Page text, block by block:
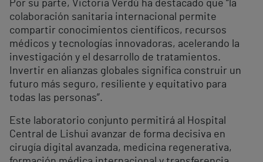
Por su parte, Victoria Verdú ha destacado que “la
colaboración sanitaria internacional permite
compartir conocimientos científicos, recursos
médicos y tecnologías innovadoras, acelerando la
investigación y el desarrollo de tratamientos.
Invertir en alianzas globales significa construir un
futuro más seguro, resiliente y equitativo para
todas las personas”.
Este laboratorio conjunto permitirá al Hospital
Central de Lishui avanzar de forma decisiva en
cirugía digital avanzada, medicina regenerativa,